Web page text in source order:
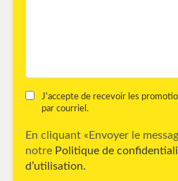
J'accepte de recevoir les
par courriel.
En cliquant «Envoyer le
notre Politique de
d’utilisation.